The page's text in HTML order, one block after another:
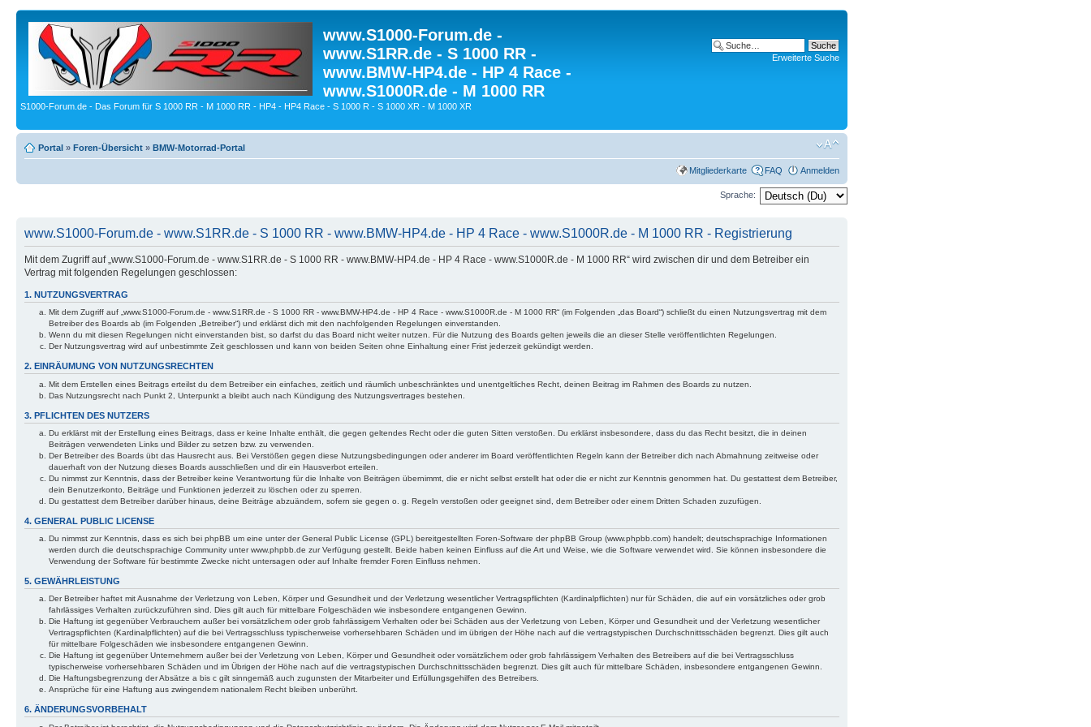
www.S1000-Forum.de -
www.S1RR.de - S 1000 RR -
www.BMW-HP4.de - HP 4 Race -
www.S1000R.de - M 1000 RR
S1000-Forum.de - Das Forum für S 1000 RR - M 1000 RR - HP4 - HP4 Race - S 1000 R - S 1000 XR - M 1000 XR
Erweiterte Suche
Portal » Foren-Übersicht » BMW-Motorrad-Portal
Mitgliederkarte FAQ Anmelden
Sprache:
www.S1000-Forum.de - www.S1RR.de - S 1000 RR - www.BMW-HP4.de - HP 4 Race - www.S1000R.de - M 1000 RR - Registrierung
Mit dem Zugriff auf „www.S1000-Forum.de - www.S1RR.de - S 1000 RR - www.BMW-HP4.de - HP 4 Race - www.S1000R.de - M 1000 RR“ wird zwischen dir und dem Betreiber ein
Vertrag mit folgenden Regelungen geschlossen:
1. NUTZUNGSVERTRAG
Mit dem Zugriff auf „www.S1000-Forum.de - www.S1RR.de - S 1000 RR - www.BMW-HP4.de - HP 4 Race - www.S1000R.de - M 1000 RR“ (im Folgenden „das Board“) schließt du einen Nutzungsvertrag mit dem
Betreiber des Boards ab (im Folgenden „Betreiber“) und erklärst dich mit den nachfolgenden Regelungen einverstanden.
Wenn du mit diesen Regelungen nicht einverstanden bist, so darfst du das Board nicht weiter nutzen. Für die Nutzung des Boards gelten jeweils die an dieser Stelle veröffentlichten Regelungen.
Der Nutzungsvertrag wird auf unbestimmte Zeit geschlossen und kann von beiden Seiten ohne Einhaltung einer Frist jederzeit gekündigt werden.
2. EINRÄUMUNG VON NUTZUNGSRECHTEN
Mit dem Erstellen eines Beitrags erteilst du dem Betreiber ein einfaches, zeitlich und räumlich unbeschränktes und unentgeltliches Recht, deinen Beitrag im Rahmen des Boards zu nutzen.
Das Nutzungsrecht nach Punkt 2, Unterpunkt a bleibt auch nach Kündigung des Nutzungsvertrages bestehen.
3. PFLICHTEN DES NUTZERS
Du erklärst mit der Erstellung eines Beitrags, dass er keine Inhalte enthält, die gegen geltendes Recht oder die guten Sitten verstoßen. Du erklärst insbesondere, dass du das Recht besitzt, die in deinen
Beiträgen verwendeten Links und Bilder zu setzen bzw. zu verwenden.
Der Betreiber des Boards übt das Hausrecht aus. Bei Verstößen gegen diese Nutzungsbedingungen oder anderer im Board veröffentlichten Regeln kann der Betreiber dich nach Abmahnung zeitweise oder
dauerhaft von der Nutzung dieses Boards ausschließen und dir ein Hausverbot erteilen.
Du nimmst zur Kenntnis, dass der Betreiber keine Verantwortung für die Inhalte von Beiträgen übernimmt, die er nicht selbst erstellt hat oder die er nicht zur Kenntnis genommen hat. Du gestattest dem Betreiber,
dein Benutzerkonto, Beiträge und Funktionen jederzeit zu löschen oder zu sperren.
Du gestattest dem Betreiber darüber hinaus, deine Beiträge abzuändern, sofern sie gegen o. g. Regeln verstoßen oder geeignet sind, dem Betreiber oder einem Dritten Schaden zuzufügen.
4. GENERAL PUBLIC LICENSE
Du nimmst zur Kenntnis, dass es sich bei phpBB um eine unter der General Public License (GPL) bereitgestellten Foren-Software der phpBB Group (www.phpbb.com) handelt; deutschsprachige Informationen
werden durch die deutschsprachige Community unter www.phpbb.de zur Verfügung gestellt. Beide haben keinen Einfluss auf die Art und Weise, wie die Software verwendet wird. Sie können insbesondere die
Verwendung der Software für bestimmte Zwecke nicht untersagen oder auf Inhalte fremder Foren Einfluss nehmen.
5. GEWÄHRLEISTUNG
Der Betreiber haftet mit Ausnahme der Verletzung von Leben, Körper und Gesundheit und der Verletzung wesentlicher Vertragspflichten (Kardinalpflichten) nur für Schäden, die auf ein vorsätzliches oder grob
fahrlässiges Verhalten zurückzuführen sind. Dies gilt auch für mittelbare Folgeschäden wie insbesondere entgangenen Gewinn.
Die Haftung ist gegenüber Verbrauchern außer bei vorsätzlichem oder grob fahrlässigem Verhalten oder bei Schäden aus der Verletzung von Leben, Körper und Gesundheit und der Verletzung wesentlicher
Vertragspflichten (Kardinalpflichten) auf die bei Vertragsschluss typischerweise vorhersehbaren Schäden und im übrigen der Höhe nach auf die vertragstypischen Durchschnittsschäden begrenzt. Dies gilt auch
für mittelbare Folgeschäden wie insbesondere entgangenen Gewinn.
Die Haftung ist gegenüber Unternehmern außer bei der Verletzung von Leben, Körper und Gesundheit oder vorsätzlichem oder grob fahrlässigem Verhalten des Betreibers auf die bei Vertragsschluss
typischerweise vorhersehbaren Schäden und im Übrigen der Höhe nach auf die vertragstypischen Durchschnittsschäden begrenzt. Dies gilt auch für mittelbare Schäden, insbesondere entgangenen Gewinn.
Die Haftungsbegrenzung der Absätze a bis c gilt sinngemäß auch zugunsten der Mitarbeiter und Erfüllungsgehilfen des Betreibers.
Ansprüche für eine Haftung aus zwingendem nationalem Recht bleiben unberührt.
6. ÄNDERUNGSVORBEHALT